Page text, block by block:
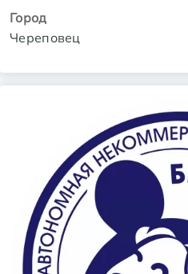
Город
Череповец